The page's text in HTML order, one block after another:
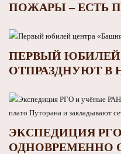
ПОЖАРЫ – ЕСТЬ
ПЕРВЫЙ ЮБИЛЕЙ
ОТПРАЗДНУЮТ В
ЭКСПЕДИЦИЯ
ОДНОВРЕМЕННО